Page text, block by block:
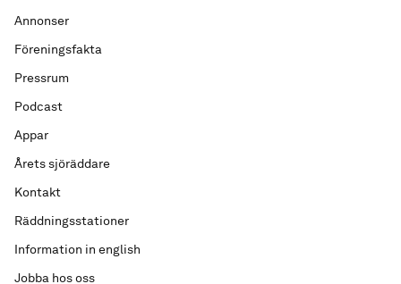
Annonser
Föreningsfakta
Pressrum
Podcast
Appar
Årets sjöräddare
Kontakt
Räddningsstationer
Information in english
Jobba hos oss